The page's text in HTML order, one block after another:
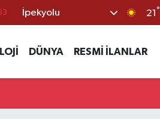
İpekyolu 21 °
DÜNYA RESMİ İLANLAR